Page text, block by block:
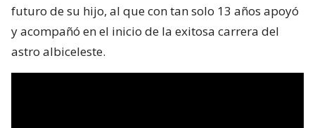
futuro de su hijo, al que con tan solo 13 años apoyó
y acompañó en el inicio de la exitosa carrera del
astro albiceleste.